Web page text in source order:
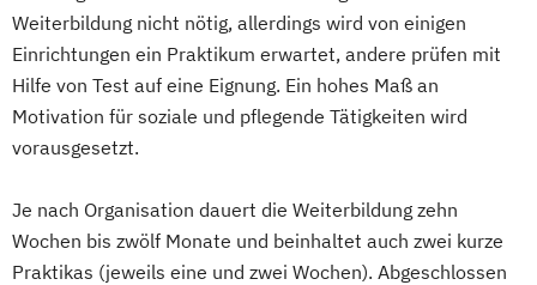
Weiterbildung nicht nötig, allerdings wird von einigen
Einrichtungen ein Praktikum erwartet, andere prüfen mit
Hilfe von Test auf eine Eignung. Ein hohes Maß an
Motivation für soziale und pflegende Tätigkeiten wird
vorausgesetzt.
Je nach Organisation dauert die Weiterbildung zehn
Wochen bis zwölf Monate und beinhaltet auch zwei kurze
Praktikas (jeweils eine und zwei Wochen). Abgeschlossen